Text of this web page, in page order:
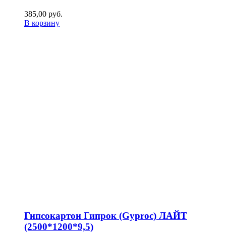
385,00 руб.
В корзину
Гипсокартон Гипрок (Gyproc) ЛАЙТ
(2500*1200*9,5)